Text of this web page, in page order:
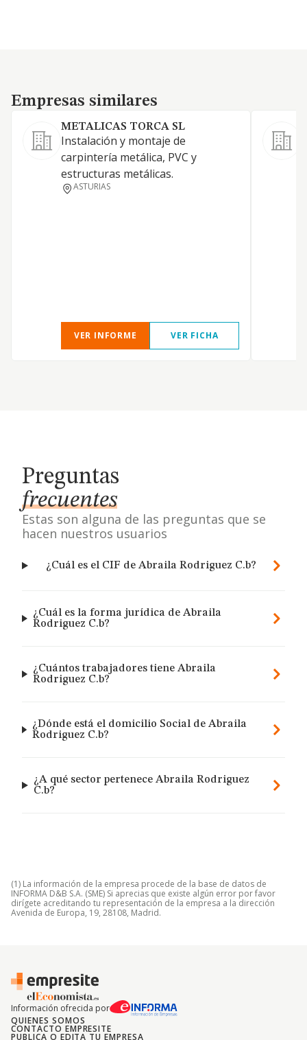
Empresas similares
Empresas similares
METALICAS TORCA SL
Instalación y montaje de
carpintería metálica, PVC y
estructuras metálicas.
ASTURIAS
VER INFORME VER FICHA
Preguntas
frecuentes
Estas son alguna de las preguntas que se
hacen nuestros usuarios
¿Cuál es el CIF de Abraila Rodriguez C.b?
¿Cuál es la forma jurídica de Abraila
Rodriguez C.b?
¿Cuántos trabajadores tiene Abraila
Rodriguez C.b?
¿Dónde está el domicilio Social de Abraila
Rodriguez C.b?
¿A qué sector pertenece Abraila Rodriguez
C.b?
(1) La información de la empresa procede de la base de datos de
INFORMA D&B S.A. (SME) Si aprecias que existe algún error por favor
dirígete acreditando tu representación de la empresa a la dirección
Avenida de Europa, 19, 28108, Madrid.
Información ofrecida por
QUIENES SOMOS
CONTACTO EMPRESITE
PUBLICA O EDITA TU EMPRESA